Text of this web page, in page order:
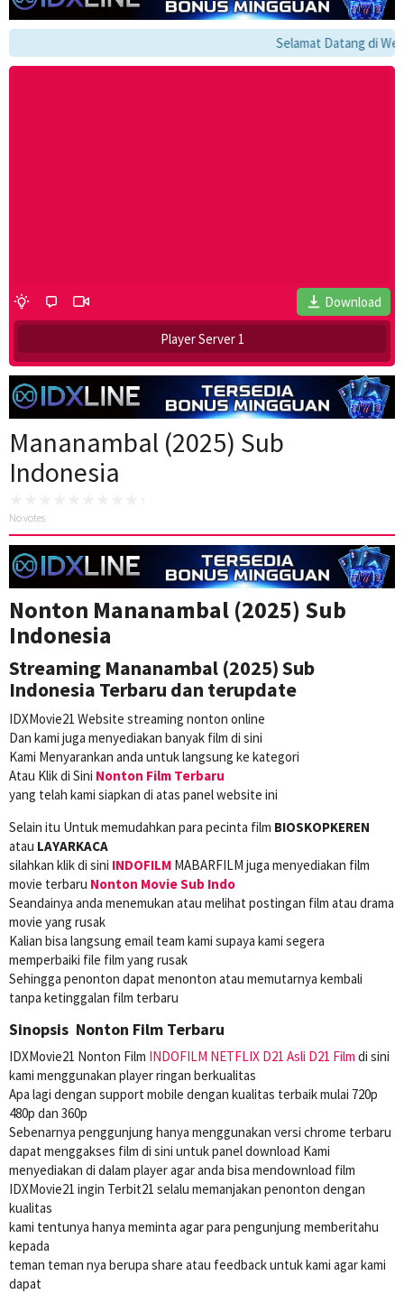
Selamat Datang di
Download
Player Server 1
Mananambal (2025) Sub
Indonesia
No votes
Nonton Mananambal (2025) Sub
Indonesia
Streaming Mananambal (2025) Sub
Indonesia Terbaru dan terupdate
IDXMovie21 Website streaming nonton online
Dan kami juga menyediakan banyak film di sini
Kami Menyarankan anda untuk langsung ke kategori
Atau Klik di Sini Nonton Film Terbaru
yang telah kami siapkan di atas panel website ini
Selain itu Untuk memudahkan para pecinta film BIOSKOPKEREN
atau LAYARKACA
silahkan klik di sini INDOFILM MABARFILM juga menyediakan film
movie terbaru Nonton Movie Sub Indo
Seandainya anda menemukan atau melihat postingan film atau drama
movie yang rusak
Kalian bisa langsung email team kami supaya kami segera
memperbaiki file film yang rusak
Sehingga penonton dapat menonton atau memutarnya kembali
tanpa ketinggalan film terbaru
Sinopsis Nonton Film Terbaru
IDXMovie21 Nonton Film INDOFILM NETFLIX D21 Asli D21 Film di sini
kami menggunakan player ringan berkualitas
Apa lagi dengan support mobile dengan kualitas terbaik mulai 720p
480p dan 360p
Sebenarnya penggunjung hanya menggunakan versi chrome terbaru
dapat menggakses film di sini untuk panel download Kami
menyediakan di dalam player agar anda bisa mendownload film
IDXMovie21 ingin Terbit21 selalu memanjakan penonton dengan
kualitas
kami tentunya hanya meminta agar para pengunjung memberitahu
kepada
teman teman nya berupa share atau feedback untuk kami agar kami
dapat